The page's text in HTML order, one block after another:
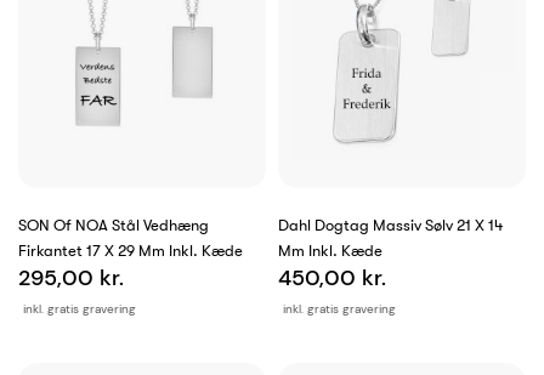
SON Of NOA Stål Vedhæng
Firkantet 17 X 29 Mm Inkl. Kæde
inkl. gratis gravering
295,00 kr.
Dahl Dogtag Massiv Sølv 21 X 14
Mm Inkl. Kæde
inkl. gratis gravering
450,00 kr.